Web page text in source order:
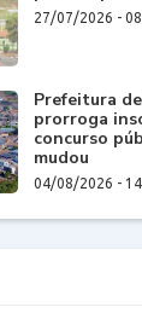
27/07/2026 -
Prefeitura
prorroga
concurso
mudou
04/08/2026 -